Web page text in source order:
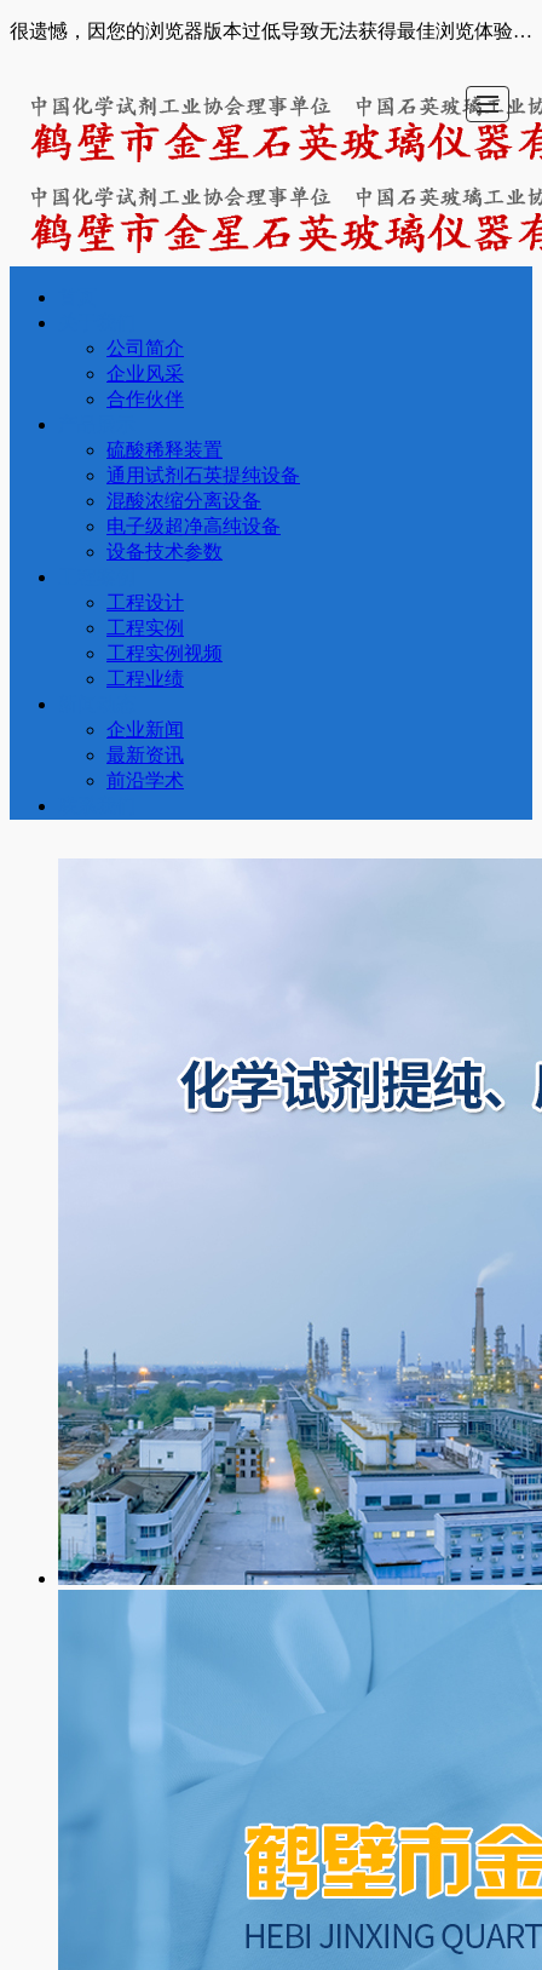
很遗憾，因您的浏览器版本过低导致无法获得最佳浏览体验，推荐下载安装谷歌浏览器！
公司简介
企业风采
合作伙伴
硫酸稀释装置
通用试剂石英提纯设备
混酸浓缩分离设备
电子级超净高纯设备
设备技术参数
工程设计
工程实例
工程实例视频
工程业绩
企业新闻
最新资讯
前沿学术